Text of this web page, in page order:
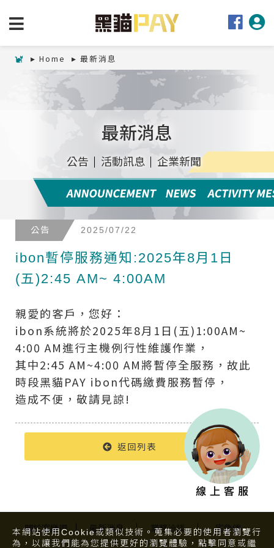
Home 最新消息
最新消息
公告 活動訊息 企業新聞
公告 2025/07/22
ibon暫停服務通知:2025年8月1日
(五)2:45 AM~ 4:00AM
親愛的客戶，您好：
ibon系統將於2025年8月1日(五)1:00AM~
4:00 AM進行主機例行性維護作業，
其中2:45 AM~4:00 AM將暫停全服務，故此
時段黑貓PAY ibon代碼繳費服務暫停，
造成不便，敬請見諒!
返回列表
關於客樂得 最新消息 業務洽談 宅急便
本網站使用Cookie或類似技術。蒐集必要的使用者瀏覽行
為，以讓我們能為您提供更好的瀏覽體驗，點擊同意或繼